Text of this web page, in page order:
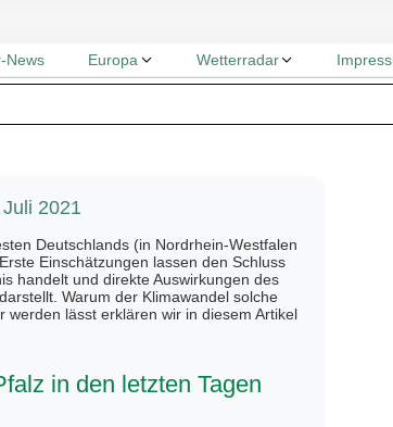
News Europa Wetterradar
2021
Deutschlands (in Nordrhein-Westfalen
Einschätzungen lassen den Schluss
handelt und direkte Auswirkungen des
Warum der Klimawandel solche
lässt erklären wir in diesem Artikel
in den letzten Tagen